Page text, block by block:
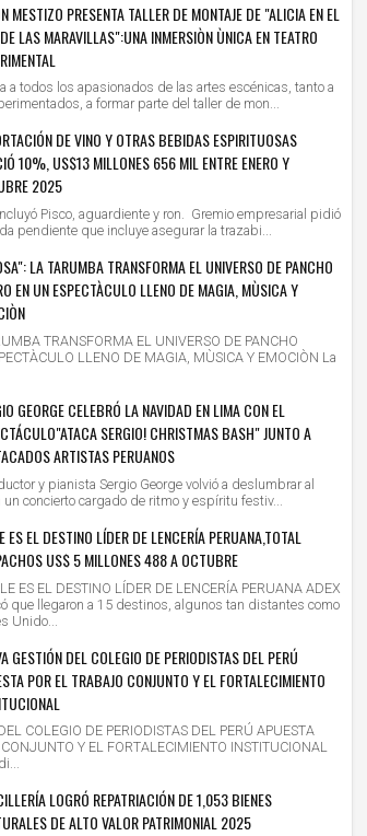
MESTIZO PRESENTA TALLER DE MONTAJE DE "ALICIA EN EL
LAS MARAVILLAS":UNA INMERSIÒN ÙNICA EN TEATRO
a todos los apasionados de las artes escénicas, tanto a
a formar parte del taller de mon...
DE VINO Y OTRAS BEBIDAS ESPIRITUOSAS
10%, US$13 MILLONES 656 MIL ENTRE ENERO Y
2025
Pisco, aguardiente y ron. Gremio empresarial pidió
pendiente que incluye asegurar la trazabi...
LA TARUMBA TRANSFORMA EL UNIVERSO DE PANCHO
EN UN ESPECTÀCULO LLENO DE MAGIA, MÙSICA Y
TRANSFORMA EL UNIVERSO DE PANCHO
LLENO DE MAGIA, MÙSICA Y EMOCIÒN La
GEORGE CELEBRÓ LA NAVIDAD EN LIMA CON EL
SERGIO! CHRISTMAS BASH" JUNTO A
ARTISTAS PERUANOS
y pianista Sergio George volvió a deslumbrar al
concierto cargado de ritmo y espíritu festiv...
ES EL DESTINO LÍDER DE LENCERÍA PERUANA,TOTAL
US$ 5 MILLONES 488 A OCTUBRE
ES EL DESTINO LÍDER DE LENCERÍA PERUANA ADEX
que llegaron a 15 destinos, algunos tan distantes como
Unido...
GESTIÓN DEL COLEGIO DE PERIODISTAS DEL PERÚ
POR EL TRABAJO CONJUNTO Y EL FORTALECIMIENTO
COLEGIO DE PERIODISTAS DEL PERÚ APUESTA
Y EL FORTALECIMIENTO INSTITUCIONAL
LOGRÓ REPATRIACIÓN DE 1,053 BIENES
DE ALTO VALOR PATRIMONIAL 2025